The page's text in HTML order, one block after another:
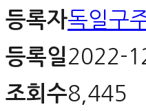
등록자독일구
등록일2022-
조회수8,445